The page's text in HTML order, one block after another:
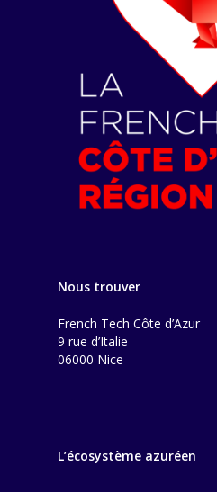
Nous trouver
French Tech Côte d’Azur
9 rue d’Italie
06000 Nice
L’écosystème azuréen